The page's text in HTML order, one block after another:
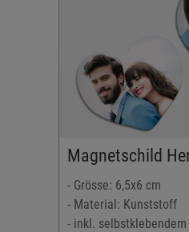
Magnetschild
- Grösse: 6,5x6 cm
- Material: Kunststoff
- inkl.